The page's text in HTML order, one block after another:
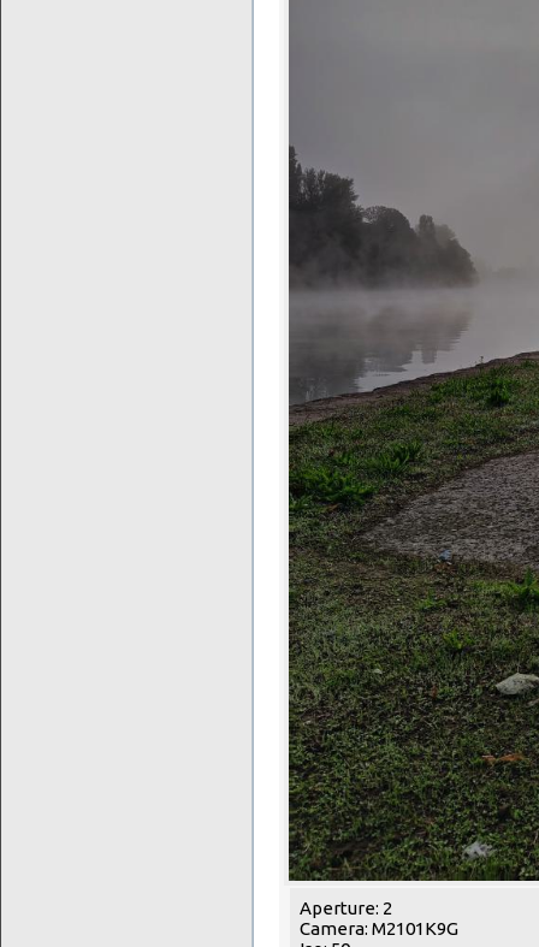
Aperture: 2
Camera: M2101K9G